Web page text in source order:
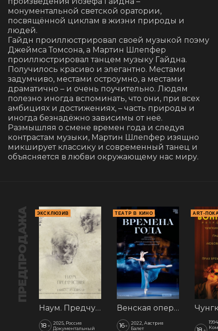
монументальной светской оратории,
посвящённой циклам в жизни природы и
людей.
Гайдн проиллюстрировал своей музыкой поэму
Джеймса Томсона, а Мартин Шлепфер
проиллюстрировал танцем музыку Гайдна.
Получилось красиво и элегантно. Местами
задумчиво, местами остроумно, а местами
драматично – и очень поучительно. Людям
полезно иногда вспоминать, что они, при всех
амбициях и достижениях, – часть природы и
иногда безнадёжно зависимы от неё.
Размышляя о смене времен года и следуя
контрастам музыки, Мартин Шлепфер изящно
микширует классику и современный танец и
объясняется в любви окружающему нас миру.
ПРЕДПРОДАЖА ЭКСКЛЮЗИВ
Наум. Предчувствия
18 + 2025, Россия
Документальный
ТЕАТР В КИНО
Венская опера: Времена года
16+
2022, Австрия
Балет
ART-